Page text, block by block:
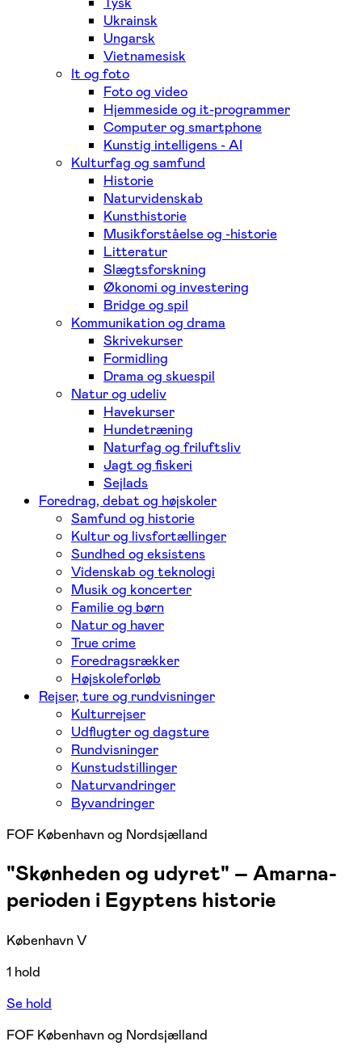
Ukrainsk
Ungarsk
Vietnamesisk
It og foto
Foto og video
Hjemmeside og it-programmer
Computer og smartphone
Kunstig intelligens - AI
Kulturfag og samfund
Historie
Naturvidenskab
Kunsthistorie
Musikforståelse og -historie
Litteratur
Slægtsforskning
Økonomi og investering
Bridge og spil
Kommunikation og drama
Skrivekurser
Formidling
Drama og skuespil
Natur og udeliv
Havekurser
Hundetræning
Naturfag og friluftsliv
Jagt og fiskeri
Sejlads
Foredrag, debat og højskoler
Samfund og historie
Kultur og livsfortællinger
Sundhed og eksistens
Videnskab og teknologi
Musik og koncerter
Familie og børn
Natur og haver
True crime
Foredragsrækker
Højskoleforløb
Rejser, ture og rundvisninger
Kulturrejser
Udflugter og dagsture
Rundvisninger
Kunstudstillinger
Naturvandringer
Byvandringer
FOF København og Nordsjælland
"Skønheden og udyret" – Amarna-
perioden i Egyptens historie
København V
1 hold
Se hold
FOF København og Nordsjælland